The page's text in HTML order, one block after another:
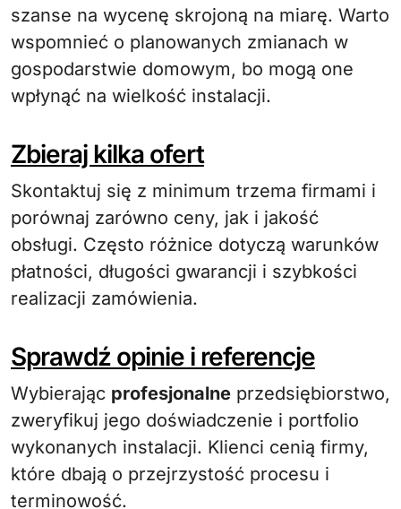
szanse na wycenę skrojoną na miarę. Warto
wspomnieć o planowanych zmianach w
gospodarstwie domowym, bo mogą one
wpłynąć na wielkość instalacji.
Zbieraj kilka ofert
Skontaktuj się z minimum trzema firmami i
porównaj zarówno ceny, jak i jakość
obsługi. Często różnice dotyczą warunków
płatności, długości gwarancji i szybkości
realizacji zamówienia.
Sprawdź opinie i referencje
Wybierając profesjonalne przedsiębiorstwo,
zweryfikuj jego doświadczenie i portfolio
wykonanych instalacji. Klienci cenią firmy,
które dbają o przejrzystość procesu i
terminowość.